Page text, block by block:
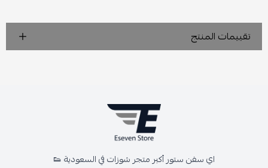
تقييمات المنتج
اي سفن ستور أكبر متجر شوزات في السعودية 👟